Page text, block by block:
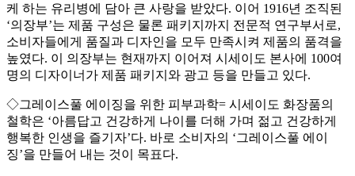
케 하는 유리병에 담아 큰 사랑을 받았다. 이어 1916년 조직된
‘의장부’는 제품 구성은 물론 패키지까지 전문적 연구부서로,
소비자들에게 품질과 디자인을 모두 만족시켜 제품의 품격을
높였다. 이 의장부는 현재까지 이어져 시세이도 본사에 100여
명의 디자이너가 제품 패키지와 광고 등을 만들고 있다.
◇그레이스풀 에이징을 위한 피부과학= 시세이도 화장품의
철학은 ‘아름답고 건강하게 나이를 더해 가며 젊고 건강하게
행복한 인생을 즐기자’다. 바로 소비자의 ‘그레이스풀 에이
징’을 만들어 내는 것이 목표다.